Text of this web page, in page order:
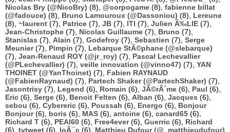
Nicolas Bry (@NicoBry) (8), @corpogame (8), fabienne billat
(@fadouce) (8), Bruno Lamouroux (@Dassoniou) (8), Lereune
(8), ~laurent (7), Patrice (7), JB (7), ITI (7), Julien Ã‰LIE (7),
Jean-Christophe (7), Nicolas Guillaume (7), Bruno (7),
Stanislas (7), Alain (7), Godefroy (7), Sebastien (7), Serge
Meunier(7), Pimpin (7), Lebarque StÃ©phane (@slebarque)
(7), Jean-Renaud ROY (@jr_roy) (7), Pascal Lechevallier
(@PLechevallier) (7), veille innovation (@vinno47) (7), YAN
THOINET (@YanThoinet) (7), Fabien RAYNAUD
(@FabienRaynaud) (7), Partech Shaker (@PartechShaker) (7),
Jasontrisy (7), Legend (6), Romain (6), JÃ©rÃ´me (6), Paul (6),
Eric (6), Serge (6), Benoit Felten (6), Alban (6), Jacques (6),
sebou (6), Cybereric (6), Poussah (6), Energo (6), Bonjour
Bonjour(6), boris (6), MAS (6), antoine (6), canard65 (6),
Richard T (6), PEAI60 (6), Free4ever(6), Guerric (6), Richard
(6), tvtweet (6), loÃ¯c (6), Matthieu Dufour (@_matthieudufour)